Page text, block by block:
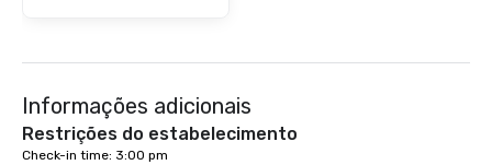
Informações adicionais
Restrições do estabelecimento
Check-in time: 3:00 pm